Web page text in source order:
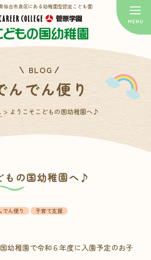
仙台市泉区にある幼稚園型認定こども園
BLOG
んでん便り
> ようこそこどもの国幼稚園へ♪
もの国幼稚園へ♪
でん便り 子育て支援
幼稚園で令和６年度に入園予定のお子